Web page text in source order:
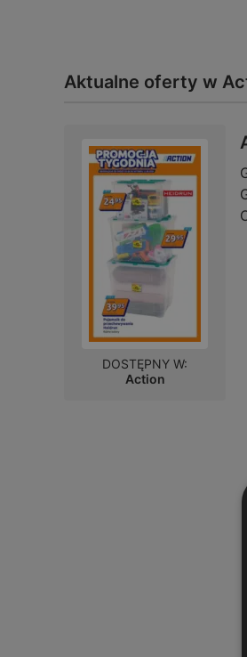
Aktualne oferty w
DOSTĘPNY W:
Action